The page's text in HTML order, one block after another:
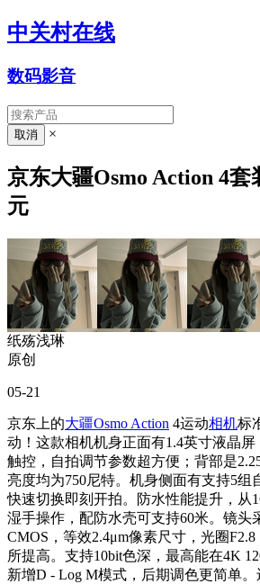
中关村在线
数码影音
×
京东大疆Osmo Action 4套
元
纸殇浅琳
原创
05-21
京东上的大疆Osmo Action 4运动相机标
动！这款相机机身正面有1.4英寸液晶
触控，自拍调节参数超方便；背部是
亮度均为750尼特。机身侧面有支持5组
快速切换即刻开拍。防水性能提升，从
湿手操作，配防水壳可支持60米。镜头
CMOS，等效2.4μm像素尺寸，光圈
所提高。支持10bit色深，最高能在4K
新增D - Log M模式，后期调色更简单。